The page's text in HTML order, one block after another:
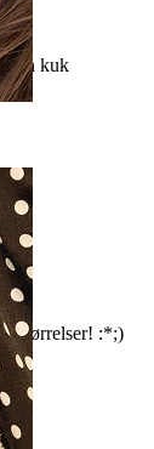
min kuk
størrelser! :*;)